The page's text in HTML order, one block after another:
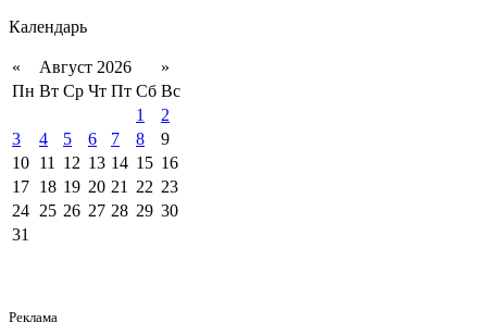
Календарь
« Август 2026
»
Пн Вт Ср Чт Пт Сб Вс
1
2
3
4 5 6 7 8
9
10 11 12 13 14 15 16
17 18 19 20 21 22 23
24 25 26 27 28 29 30
31
Реклама